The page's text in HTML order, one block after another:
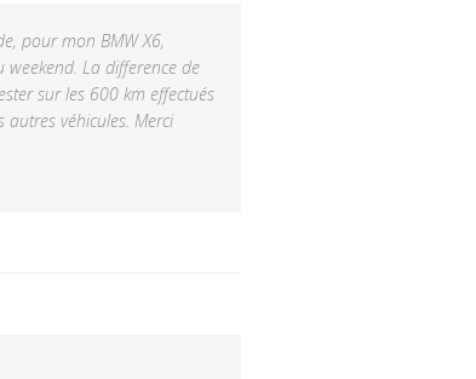
pour mon BMW X6,
La difference de
sur les 600 km effectués
véhicules. Merci